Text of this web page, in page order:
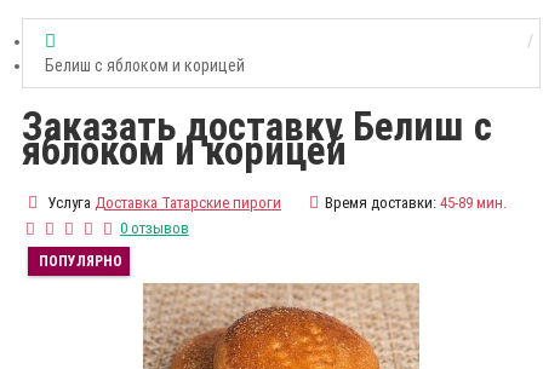
Белиш с яблоком и корицей
Заказать доставку Белиш с
яблоком и корицей
Услуга Доставка Татарские пироги Время доставки: 45-89 мин.
0 отзывов
ПОПУЛЯРНО